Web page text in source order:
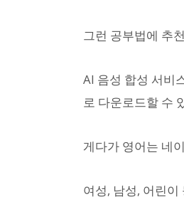
그런 공부법에 추
AI 음성 합성 서비
로 다운로드할 수
게다가 영어는 네
여성, 남성, 어린